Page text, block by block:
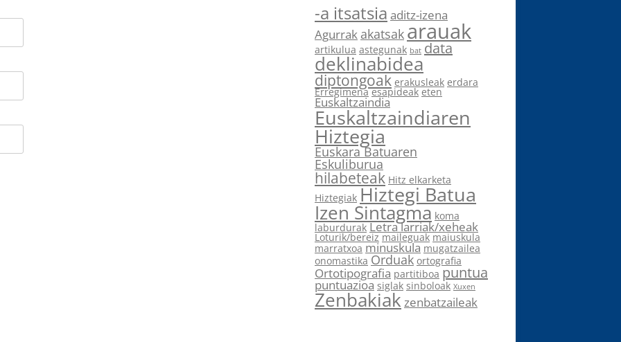
-a itsatsia aditz-izena
Agurrak akatsak arauak
artikulua astegunak bat data
deklinabidea
diptongoak erakusleak erdara
Erregimena esapideak eten
Euskaltzaindia
Euskaltzaindiaren
Hiztegia
Euskara Batuaren
Eskuliburua
hilabeteak Hitz elkarketa
Hiztegiak Hiztegi Batua
Izen Sintagma koma
laburdurak Letra larriak/xeheak
Loturik/bereiz maileguak maiuskula
marratxoa minuskula mugatzailea
onomastika Orduak ortografia
Ortotipografia partitiboa puntua
puntuazioa siglak sinboloak Xuxen
Zenbakiak zenbatzaileak